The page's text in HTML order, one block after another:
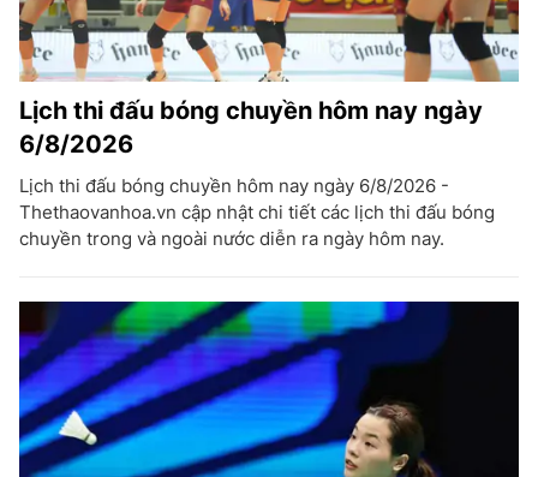
Lịch thi đấu bóng chuyền hôm nay ngày
6/8/2026
Lịch thi đấu bóng chuyền hôm nay ngày 6/8/2026 -
Thethaovanhoa.vn cập nhật chi tiết các lịch thi đấu bóng
chuyền trong và ngoài nước diễn ra ngày hôm nay.